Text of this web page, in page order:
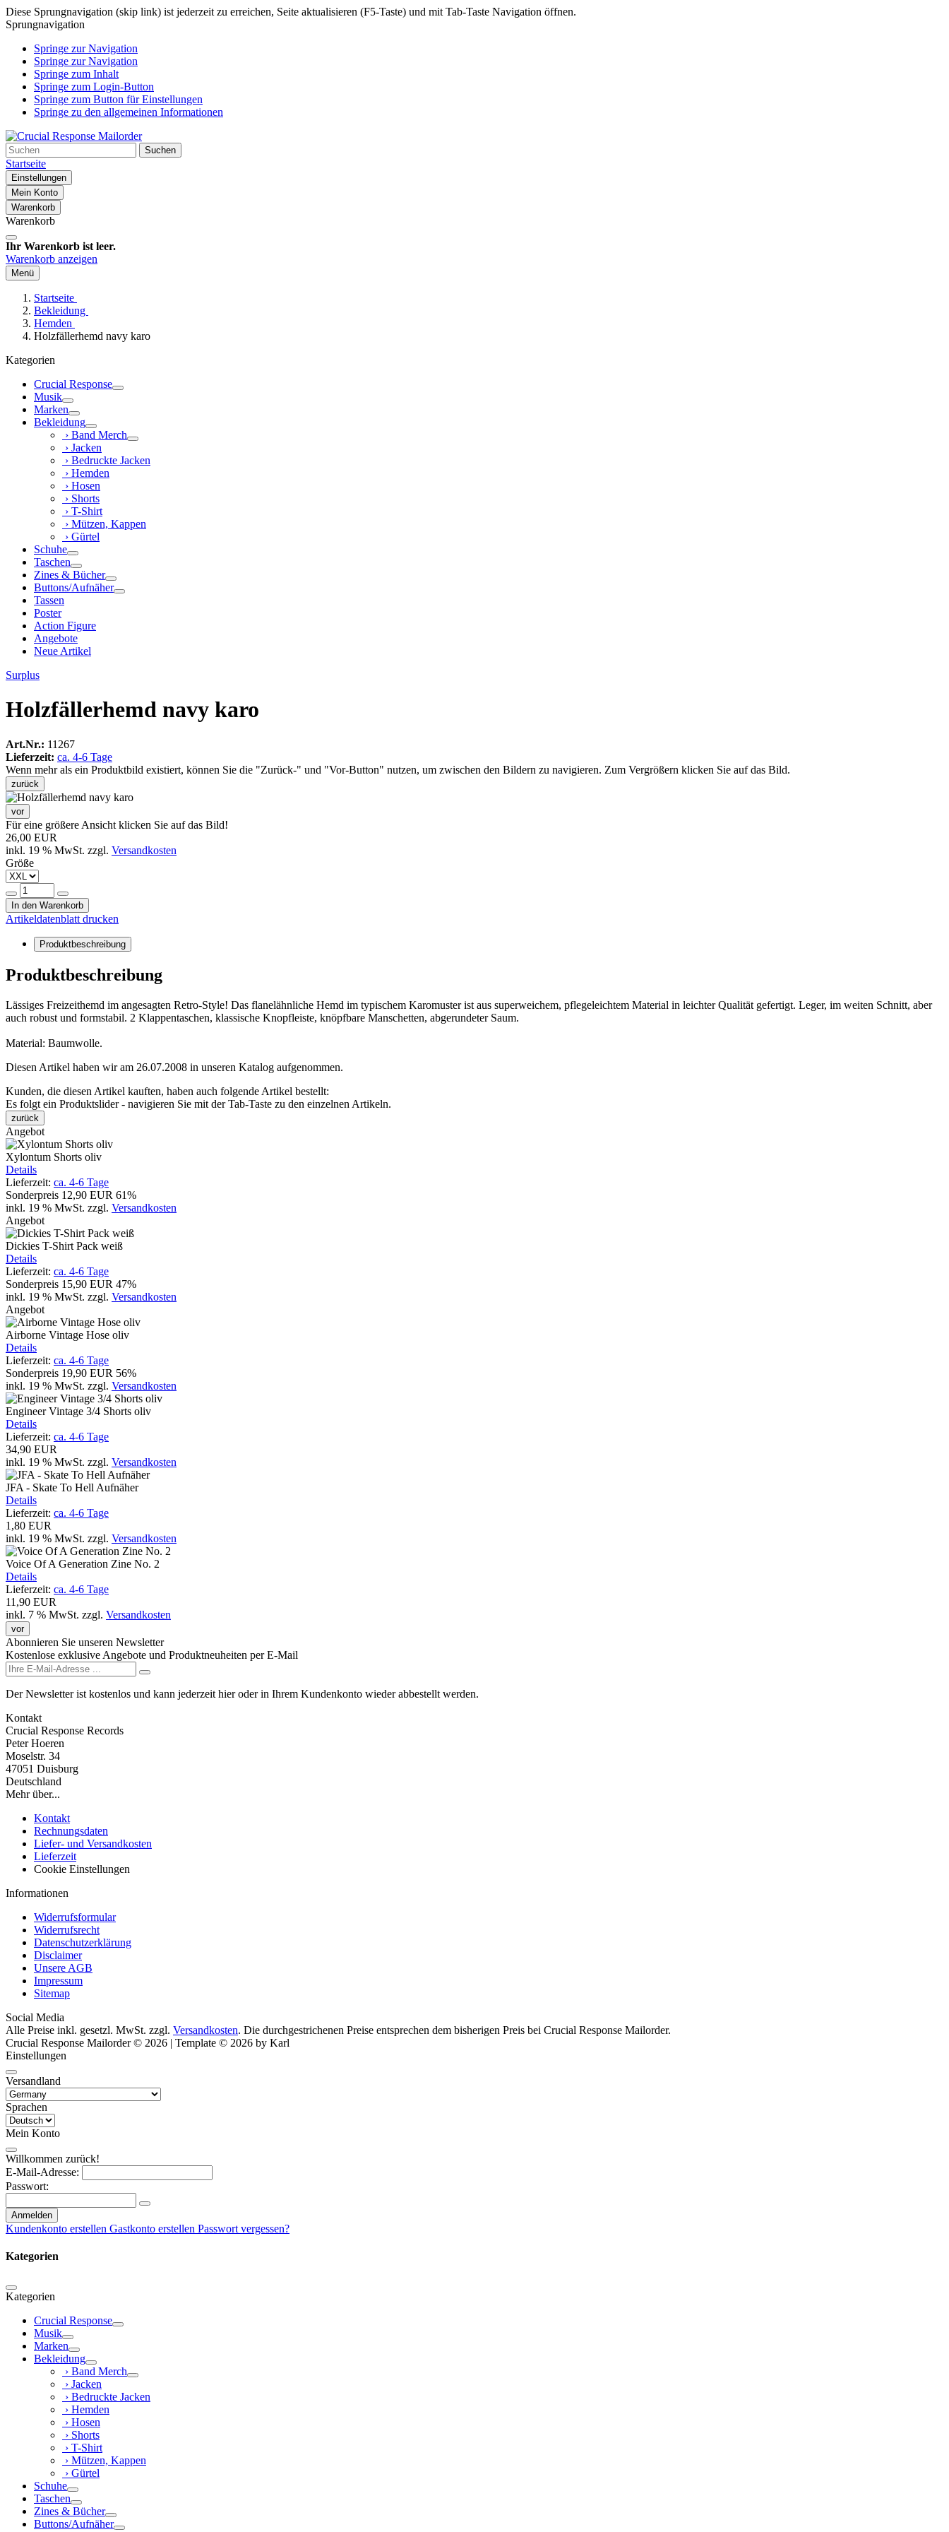
Diese Sprungnavigation (skip link) ist jederzeit zu erreichen, Seite aktualisieren (F5-Taste) und mit Tab-Taste Navigation öffnen.
Sprungnavigation
Springe zur Navigation
Springe zur Navigation
Springe zum Inhalt
Springe zum Login-Button
Springe zum Button für Einstellungen
Springe zu den allgemeinen Informationen
Suchen
Startseite
Einstellungen
Mein Konto
Warenkorb
Warenkorb
Ihr Warenkorb ist leer.
Warenkorb anzeigen
Menü
Startseite
Bekleidung
Hemden
Holzfällerhemd navy karo
Kategorien
Crucial Response
Musik
Marken
Bekleidung
› Band Merch
› Jacken
› Bedruckte Jacken
› Hemden
› Hosen
› Shorts
› T-Shirt
› Mützen, Kappen
› Gürtel
Schuhe
Taschen
Zines & Bücher
Buttons/Aufnäher
Tassen
Poster
Action Figure
Angebote
Neue Artikel
Surplus
Holzfällerhemd navy karo
Art.Nr.: 11267
Lieferzeit: ca. 4-6 Tage
Wenn mehr als ein Produktbild existiert, können Sie die "Zurück-" und "Vor-Button" nutzen, um zwischen den Bildern zu navigieren. Zum Vergrößern klicken Sie auf das Bild.
zurück
vor
Für eine größere Ansicht klicken Sie auf das Bild!
26,00 EUR
inkl. 19 % MwSt. zzgl. Versandkosten
Größe
In den Warenkorb
Artikeldatenblatt drucken
Produktbeschreibung
Produktbeschreibung
Lässiges Freizeithemd im angesagten Retro-Style! Das flanelähnliche Hemd im typischem Karomuster ist aus superweichem, pflegeleichtem Material in leichter Qualität gefertigt. Leger, im weiten Schnitt, aber
auch robust und formstabil. 2 Klappentaschen, klassische Knopfleiste, knöpfbare Manschetten, abgerundeter Saum.
Material: Baumwolle.
Diesen Artikel haben wir am 26.07.2008 in unseren Katalog aufgenommen.
Kunden, die diesen Artikel kauften, haben auch folgende Artikel bestellt:
Es folgt ein Produktslider - navigieren Sie mit der Tab-Taste zu den einzelnen Artikeln.
zurück
Angebot
Xylontum Shorts oliv
Details
Lieferzeit: ca. 4-6 Tage
Sonderpreis 12,90 EUR 61%
inkl. 19 % MwSt. zzgl. Versandkosten
Angebot
Dickies T-Shirt Pack weiß
Details
Lieferzeit: ca. 4-6 Tage
Sonderpreis 15,90 EUR 47%
inkl. 19 % MwSt. zzgl. Versandkosten
Angebot
Airborne Vintage Hose oliv
Details
Lieferzeit: ca. 4-6 Tage
Sonderpreis 19,90 EUR 56%
inkl. 19 % MwSt. zzgl. Versandkosten
Engineer Vintage 3/4 Shorts oliv
Details
Lieferzeit: ca. 4-6 Tage
34,90 EUR
inkl. 19 % MwSt. zzgl. Versandkosten
JFA - Skate To Hell Aufnäher
Details
Lieferzeit: ca. 4-6 Tage
1,80 EUR
inkl. 19 % MwSt. zzgl. Versandkosten
Voice Of A Generation Zine No. 2
Details
Lieferzeit: ca. 4-6 Tage
11,90 EUR
inkl. 7 % MwSt. zzgl. Versandkosten
vor
Abonnieren Sie unseren Newsletter
Kostenlose exklusive Angebote und Produktneuheiten per E-Mail
Der Newsletter ist kostenlos und kann jederzeit hier oder in Ihrem Kundenkonto wieder abbestellt werden.
Kontakt
Crucial Response Records
Peter Hoeren
Moselstr. 34
47051 Duisburg
Deutschland
Mehr über...
Kontakt
Rechnungsdaten
Liefer- und Versandkosten
Lieferzeit
Cookie Einstellungen
Informationen
Widerrufsformular
Widerrufsrecht
Datenschutzerklärung
Disclaimer
Unsere AGB
Impressum
Sitemap
Social Media
Alle Preise inkl. gesetzl. MwSt. zzgl. Versandkosten. Die durchgestrichenen Preise entsprechen dem bisherigen Preis bei Crucial Response Mailorder.
Crucial Response Mailorder © 2026 | Template © 2026 by Karl
Einstellungen
Versandland
Sprachen
Mein Konto
Willkommen zurück!
E-Mail-Adresse:
Passwort:
Anmelden
Kundenkonto erstellen Gastkonto erstellen Passwort vergessen?
Kategorien
Kategorien
Crucial Response
Musik
Marken
Bekleidung
› Band Merch
› Jacken
› Bedruckte Jacken
› Hemden
› Hosen
› Shorts
› T-Shirt
› Mützen, Kappen
› Gürtel
Schuhe
Taschen
Zines & Bücher
Buttons/Aufnäher